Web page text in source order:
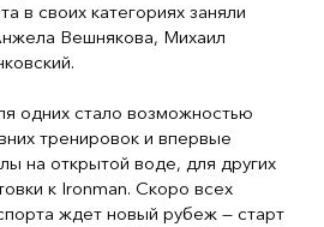
в своих категориях заняли
Вешнякова, Михаил
одних стало возможностью
тренировок и впервые
на открытой воде, для других
к Ironman. Скоро всех
ждет новый рубеж — старт